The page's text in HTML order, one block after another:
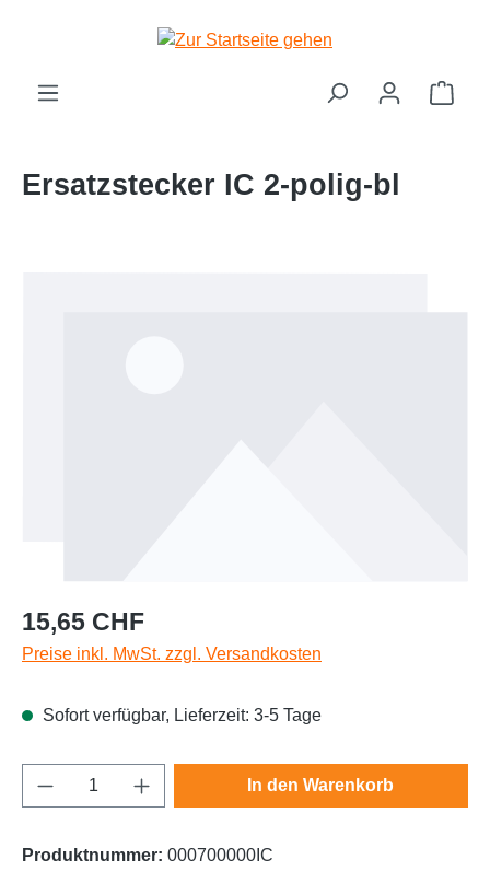
Zum Hauptinhalt springen
Ersatzstecker IC 2-polig-bl
Regulärer Preis:
15,65 CHF
Preise inkl. MwSt. zzgl. Versandkosten
Sofort verfügbar, Lieferzeit: 3-5 Tage
Produkt Anzahl: Gib den gewünschten
In den Warenkorb
Produktnummer: 000700000IC